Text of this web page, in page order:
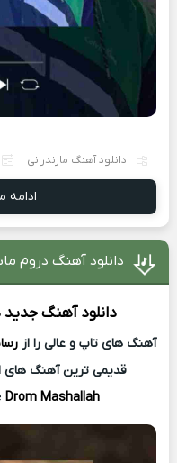
دانلود آهنگ مازندرانی
ادامه
دانلود آهنگ دروم
دانلود آهنگ جدید
آهنگ های تاپ و عالی را از
قدیمی ترین آهنگ های
Drom Mashallah